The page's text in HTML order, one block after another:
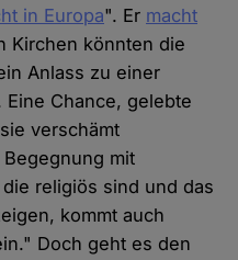
in Europa". Er macht
Kirchen könnten die
Anlass zu einer
Chance, gelebte
verschämt
mit
religiös sind und das
kommt auch
Doch geht es den